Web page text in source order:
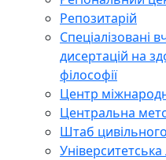
Репозитарій
Спеціалізовані
дисертацій на
філософії
Центр
Центральна
Штаб
Університетська